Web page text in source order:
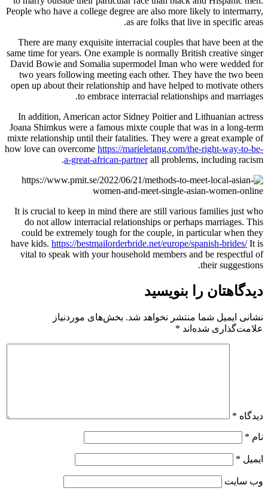
People who have a college degree are also more likely to intermarry,
as are folks that live in specific areas.
There are many exquisite interracial couples that have been at the
same time for years. One example is normally British creative singer
David Bowie and Somalia supermodel Iman who were wedded for
two years following meeting each other. They have the two been
open up about their relationship and have helped to motivate others
to embrace interracial relationships and marriages.
In addition, American actor Sidney Poitier and Lithuanian actress
Joana Shimkus were a famous mixte couple that was in a long-term
mixte relationship until their fatalities. They were a great example of
how love can overcome https://marieletang.com/the-right-way-to-be-
a-great-african-partnerall problems, including racism.
It is crucial to keep in mind there are still various families just who
do not allow interracial relationships or perhaps marriages. This
could be extremely tough for the couple, in particular when they
have kids. https://bestmailorderbride.net/europe/spanish-brides/It is
vital to speak with your household members and be respectful of
their suggestions.
دیدگاهتان را بنویسید
نشانی ایمیل شما منتشر نخواهد شد. بخش‌های موردنیاز
علامت‌گذاری شده‌اند *
دیدگاه *
نام *
ایمیل *
وب‌ سایت